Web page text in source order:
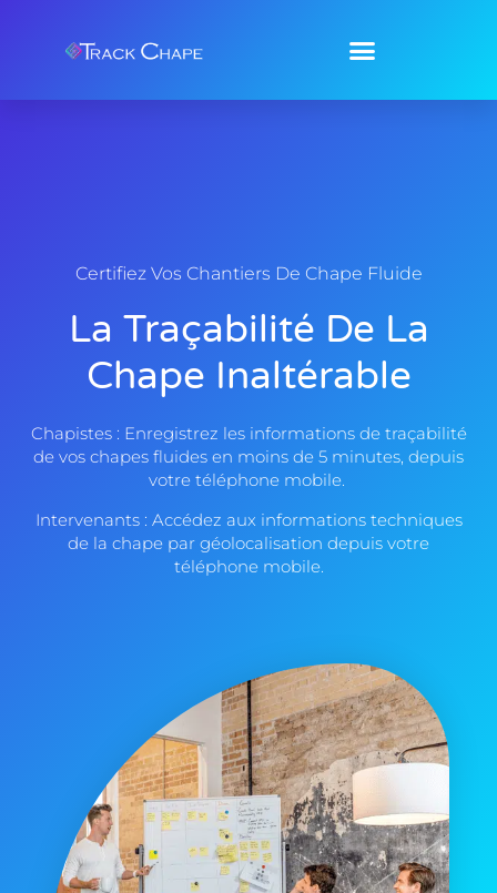
Certifiez Vos Chantiers De Chape Fluide
La Traçabilité De La
Chape Inaltérable
Chapistes : Enregistrez les informations de traçabilité
de vos chapes fluides en moins de 5 minutes, depuis
votre téléphone mobile.
Intervenants : Accédez aux informations techniques
de la chape par géolocalisation depuis votre
téléphone mobile.